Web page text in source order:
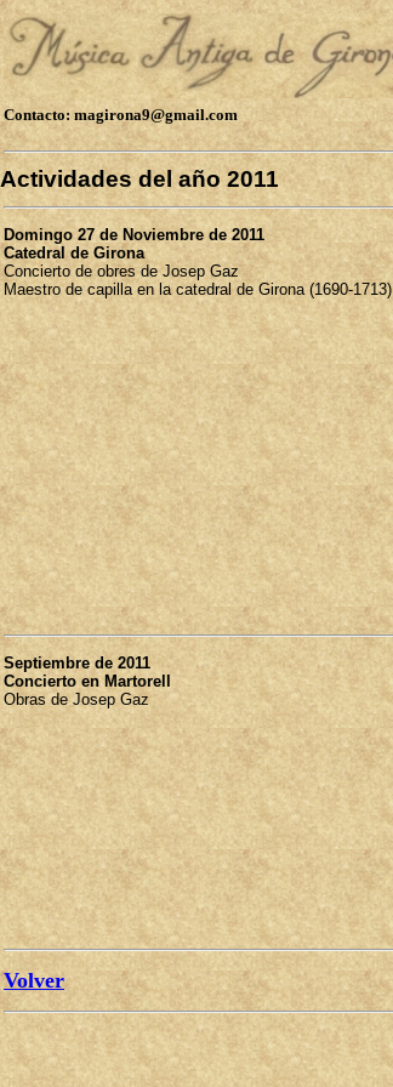
Contacto: magirona9@gmail.com
Actividades del año 2011
Domingo 27 de Noviembre de 2011
Catedral de Girona
Concierto de obres de Josep Gaz
Maestro de capilla en la catedral de Girona (1690-1713)
Septiembre de 2011
Concierto en Martorell
Obras de Josep Gaz
Volver